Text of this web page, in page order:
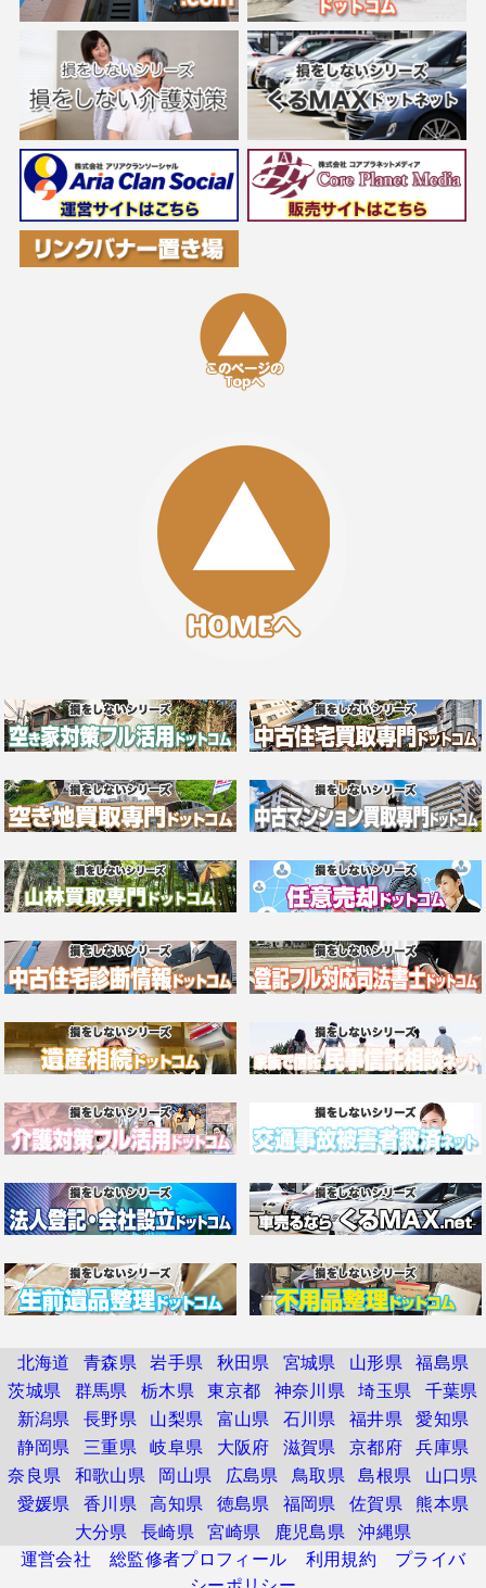
北海道 青森県 岩手県 秋田県 宮城県 山形県 福島県
茨城県 群馬県 栃木県 東京都 神奈川県 埼玉県 千葉県
新潟県 長野県 山梨県 富山県 石川県 福井県 愛知県
静岡県 三重県 岐阜県 大阪府 滋賀県 京都府 兵庫県
奈良県 和歌山県 岡山県 広島県 鳥取県 島根県
山口県
愛媛県 香川県 高知県 徳島県 福岡県 佐賀県 熊本県
大分県 長崎県 宮崎県 鹿児島県 沖縄県
運営会社
総監修者プロフィール 利用規約
プライバ